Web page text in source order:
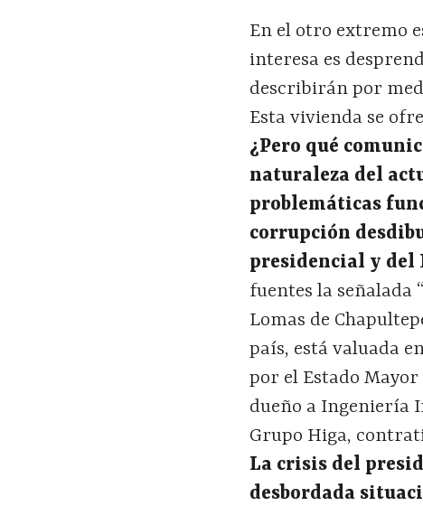
En el otro extremo
interesa es
describirán por
Esta vivienda se
¿Pero qué
naturaleza del
problemáticas
corrupción
presidencial y del
fuentes la señalada
Lomas de
país, está valuada
por el Estado
dueño a Ingeniería
Grupo Higa,
La crisis del
desbordada situaci